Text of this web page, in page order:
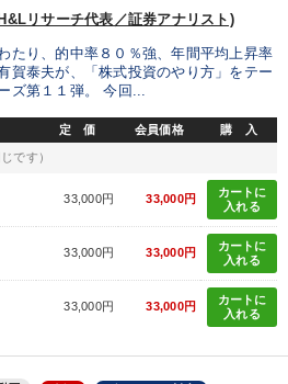
市場 企業成長 企業文化
M&A AI
活用 政治家 老舗企業
リサーチ代表／証券アナリスト)
たり、的中率８０％強、年間平均上昇率
賀泰夫が、「株式投資のやり方」をテー
ズ第１１弾。 今回...
定 価 会員価格 購 入
です）
33,000円 33,000円
カートに
入れる
33,000円 33,000円
カートに
入れる
33,000円 33,000円
カートに
入れる